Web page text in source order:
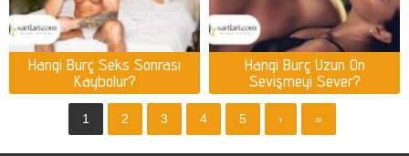
Hangi Burç Seks Sonrası
Kaybolur?
Hangi Burç Uzun Ön
Sevişmeyi Sever?
1 2 3 4 5 › »